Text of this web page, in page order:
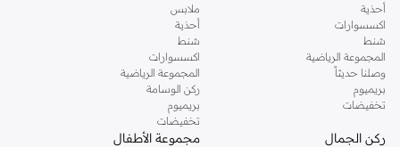
أحذية
اكسسوارات
شنط
المجموعة الرياضية
وصلنا حديثاً
بريميوم
تخفيضات
ملابس
أحذية
شنط
اكسسوارات
المجموعة الرياضية
ركن الوسامة
بريميوم
تخفيضات
ركن الجمال مجموعة الأطفال